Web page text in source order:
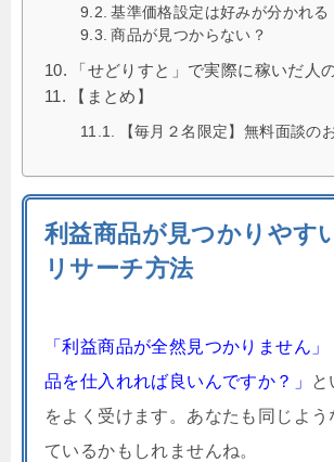
基準価格設定は好みが分かれる
商品が見つからない？
「せどりすと」で実際に稼いだ人
【まとめ】
【毎月２名限定】無料面談の
利益商品が見つかりやす
リサーチ方法
「利益商品が全然見つかりません
品を仕入れれば良いんですか？」
と
をよく受けます。あなたも同じよう
ているかもしれませんね。